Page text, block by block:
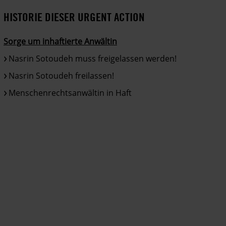
HISTORIE DIESER URGENT ACTION
Sorge um inhaftierte Anwältin
Nasrin Sotoudeh muss freigelassen werden!
Nasrin Sotoudeh freilassen!
Menschenrechtsanwältin in Haft